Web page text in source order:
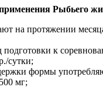
Рыбьего
на протяжении
подготовки к
сутки;
формы
мг;